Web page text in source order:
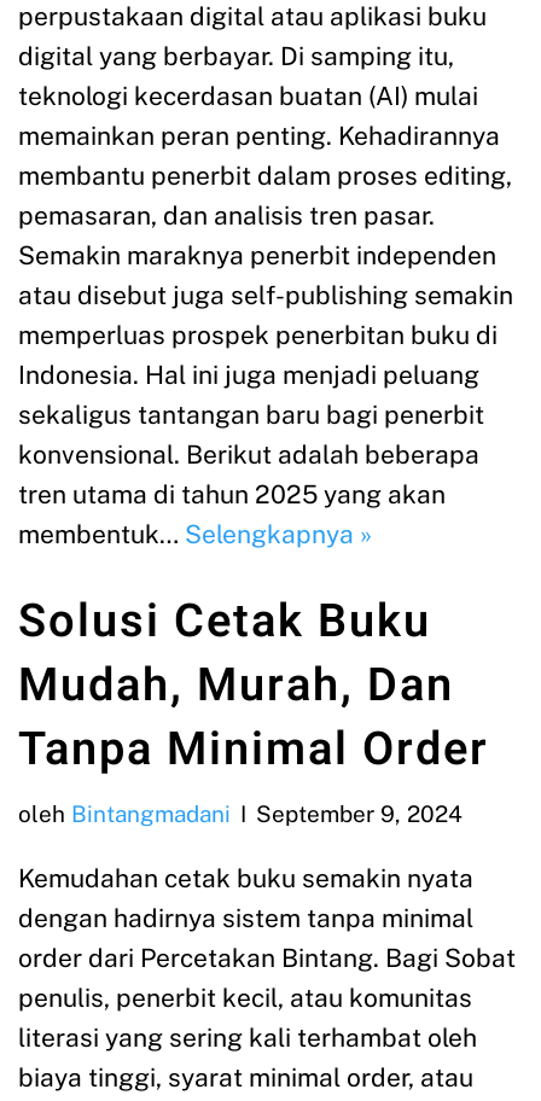
perpustakaan digital atau aplikasi buku
digital yang berbayar. Di samping itu,
teknologi kecerdasan buatan (AI) mulai
memainkan peran penting. Kehadirannya
membantu penerbit dalam proses editing,
pemasaran, dan analisis tren pasar.
Semakin maraknya penerbit independen
atau disebut juga self-publishing semakin
memperluas prospek penerbitan buku di
Indonesia. Hal ini juga menjadi peluang
sekaligus tantangan baru bagi penerbit
konvensional. Berikut adalah beberapa
tren utama di tahun 2025 yang akan
membentuk… Selengkapnya »
Solusi Cetak Buku
Mudah, Murah, Dan
Tanpa Minimal Order
oleh Bintangmadani September 9, 2024
Kemudahan cetak buku semakin nyata
dengan hadirnya sistem tanpa minimal
order dari Percetakan Bintang. Bagi Sobat
penulis, penerbit kecil, atau komunitas
literasi yang sering kali terhambat oleh
biaya tinggi, syarat minimal order, atau